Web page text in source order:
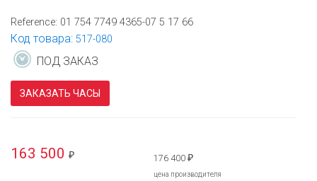
Reference: 01 754 7749 4365-07 5 17 66
Код товара: 517-080
ПОД ЗАКАЗ
ЗАКАЗАТЬ ЧАСЫ
163 500 ₽ 176 400 ₽
цена производителя